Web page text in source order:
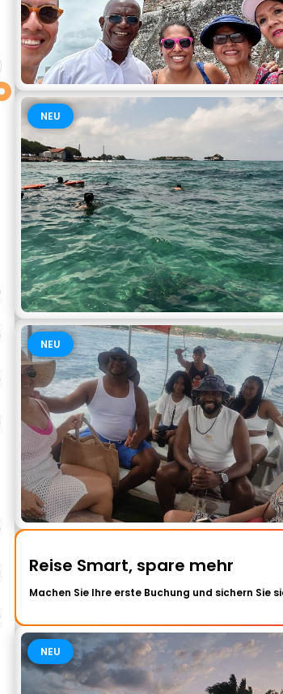
NEU
NEU
Reise Smart, spare mehr
Machen Sie Ihre erste Buchung und sichern
NEU